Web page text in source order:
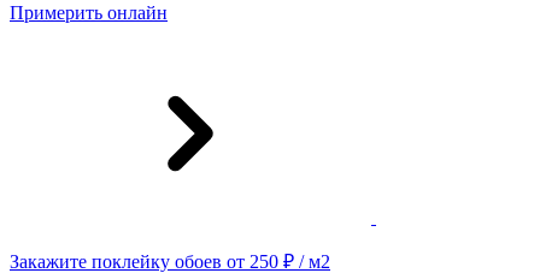
Примерить онлайн
Закажите поклейку обоев от 250 ₽ / м2